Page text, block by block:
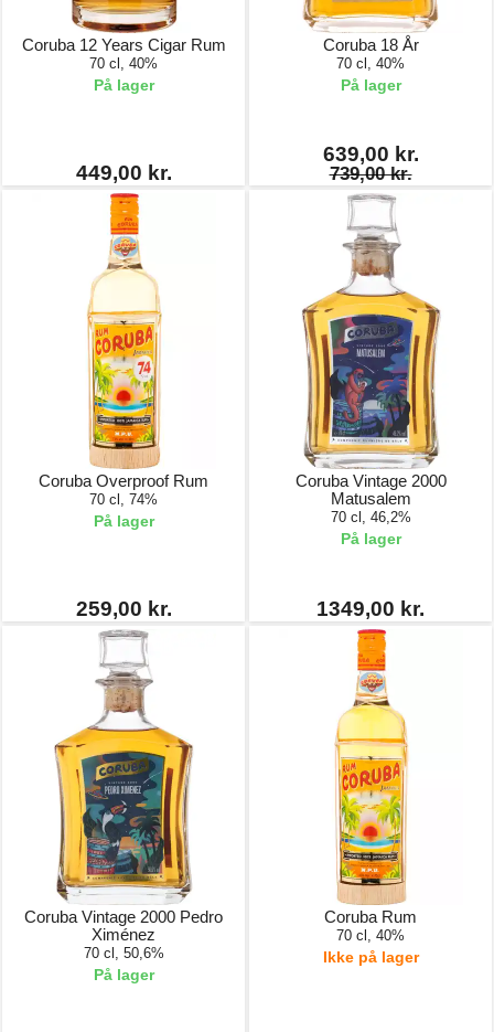
Coruba 12 Years Cigar Rum
70 cl, 40%
På lager
449,00 kr.
Coruba 18 År
70 cl, 40%
På lager
639,00 kr.
739,00 kr.
Coruba Overproof Rum
70 cl, 74%
På lager
259,00 kr.
Coruba Vintage 2000
Matusalem
70 cl, 46,2%
På lager
1349,00 kr.
Coruba Vintage 2000 Pedro
Ximénez
70 cl, 50,6%
På lager
Coruba Rum
70 cl, 40%
Ikke på lager